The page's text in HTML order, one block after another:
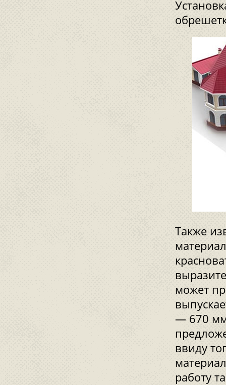
Также
может
— 670
ввиду
работу